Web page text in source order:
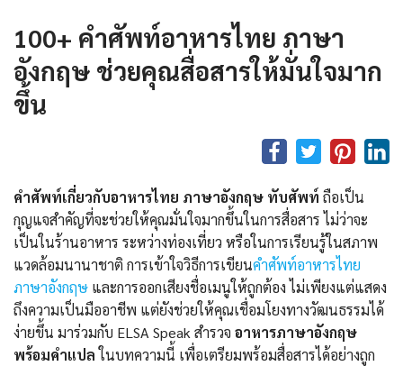
100+ คําศัพท์อาหารไทย ภาษา
อังกฤษ ช่วยคุณสื่อสารให้มั่นใจมาก
ขึ้น
คำศัพท์เกี่ยวกับอาหารไทย ภาษาอังกฤษ ทับศัพท์ ถือเป็น
กุญแจสำคัญที่จะช่วยให้คุณมั่นใจมากขึ้นในการสื่อสาร ไม่ว่าจะ
เป็นในร้านอาหาร ระหว่างท่องเที่ยว หรือในการเรียนรู้ในสภาพ
แวดล้อมนานาชาติ การเข้าใจวิธีการเขียนคําศัพท์อาหารไทย
ภาษาอังกฤษ และการออกเสียงชื่อเมนูให้ถูกต้อง ไม่เพียงแต่แสดง
ถึงความเป็นมืออาชีพ แต่ยังช่วยให้คุณเชื่อมโยงทางวัฒนธรรมได้
ง่ายขึ้น มาร่วมกับ ELSA Speak สำรวจ อาหารภาษาอังกฤษ
พร้อมคำแปลในบทความนี้ เพื่อเตรียมพร้อมสื่อสารได้อย่างถูก